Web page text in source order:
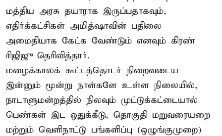
மத்திய அரசு தயாராக இருப்பதாகவும்,
எதிர்க்கட்சிகள் அமித்ஷாவின் பதிலை
அமைதியாக கேட்க வேண்டும் எனவும் கிரண்
ரிஜிஜு தெரிவித்தார்.
மழைக்காலக் கூட்டத்தொடர் நிறைவடைய
இன்னும் மூன்று நாள்களே உள்ள நிலையில்,
நாடாளுமன்றத்தில் நிலவும் முட்டுக்கட்டையால்
பெண்கள் இட ஒதுக்கீடு, தொகுதி மறுவரையறை
மற்றும் வெளிநாட்டு பங்களிப்பு (ஒழுங்குமுறை)